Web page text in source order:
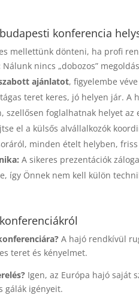
konferencia
mellettünk dönteni, ha profi
Nálunk nincs „dobozos”
ajánlatot, figyelembe
teret keres, jó helyen jár. A
szellősen foglalhatnak helyet az
el a külsős alvállalkozók
minden ételt helyben,
A sikeres prezentációk
így Önnek nem kell külön
A hajó rendkívül
teret és kényelmet.
Igen, az Európa hajó saját
gálák igényeit.